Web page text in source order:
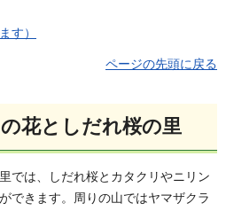
す）
ページの先頭に戻る
花としだれ桜の里
では、しだれ桜とカタクリやニリン
できます。周りの山ではヤマザクラ